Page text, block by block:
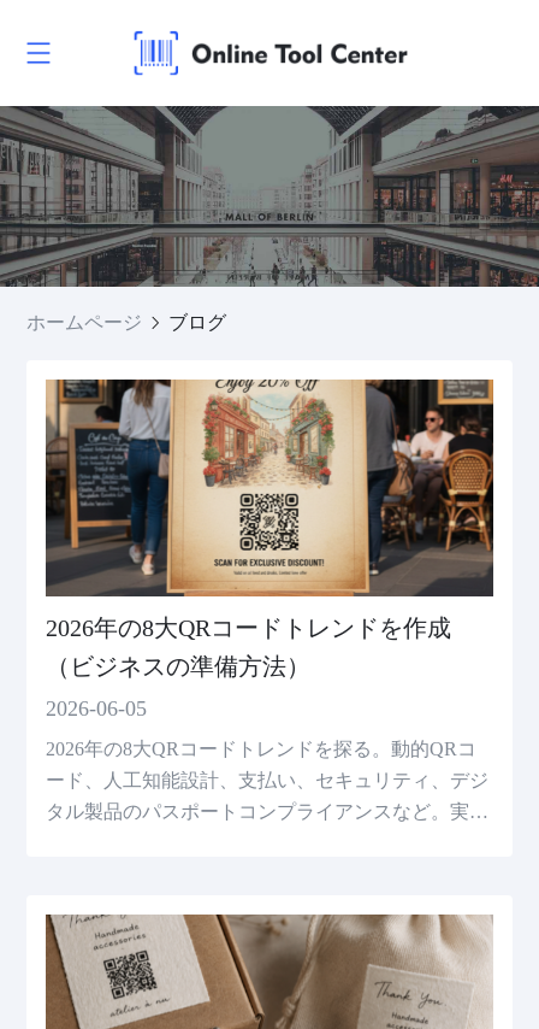
ホームページ ブログ
2026年の8大QRコードトレンドを作成
（ビジネスの準備方法）
2026-06-05
2026年の8大QRコードトレンドを探る。動的QRコ
ード、人工知能設計、支払い、セキュリティ、デジ
タル製品のパスポートコンプライアンスなど。実際